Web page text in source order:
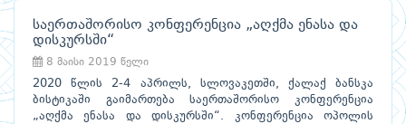
საერთაშორისო კონფერენცია „აღქმა ენასა და
დისკურსში“
8 მაისი 2019 წელი
2020 წლის 2-4 აპრილს, სლოვაკეთში, ქალაქ ბანსკა
ბისტიკაში გაიმართება საერთაშორისო კონფერენცია
„აღქმა ენასა და დისკურსში“. კონფერენცია ოპოლის